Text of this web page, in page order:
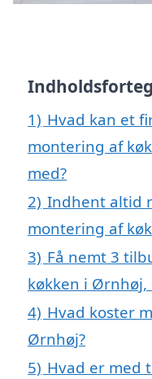
1) Hvad kan et
montering af
med?
2) Indhent altid
montering af
3) Få nemt 3
køkken i
4) Hvad koster
Ørnhøj?
5) Hvad er med